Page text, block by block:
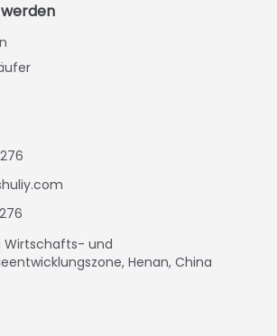
Wirtschafts- und
Henan, China
Russian